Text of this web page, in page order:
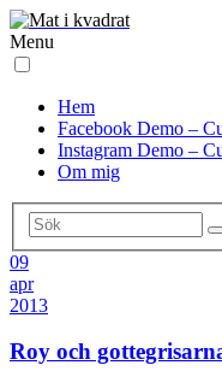
Menu
Hem
Facebook Demo –
Instagram Demo –
Om mig
09
apr
2013
Roy och